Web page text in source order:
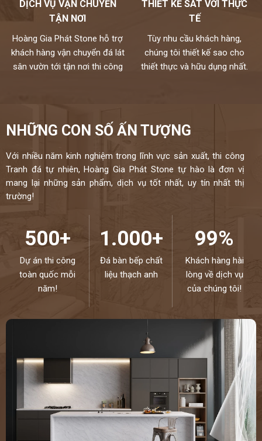
các nhà cung cấp hàng đầu thế giới và kiểm định kỹ lưỡng theo
một quy trình chuyên nghiệp.
Mọi nhu cầu, xin vui lòng liên hệ Hotline 0972101656 -
0946916986
DỊCH VỤ VẬN CHUYỂN
TẬN NƠI
Hoàng Gia Phát Stone hỗ trợ
khách hàng vận chuyển đá lát
sân vườn tới tận nơi thi công
THIẾT KẾ SÁT VỚI THỰC
TẾ
Tùy nhu cầu khách hàng,
chúng tôi thiết kế sao cho
thiết thực và hữu dụng nhất.
NHỮNG CON SỐ ẤN TƯỢNG
Với nhiều năm kinh nghiệm trong lĩnh vực sản xuất, thi công
Tranh đá tự nhiên, Hoàng Gia Phát Stone tự hào là đơn vị
mang lại những sản phẩm, dịch vụ tốt nhất, uy tín nhất thị
trường!
500+
Dự án thi công
toàn quốc mỗi
năm!
1.000+
Đá bàn bếp chất
liệu thạch anh
99%
Khách hàng hài
lòng về dịch vụ
của chúng tôi!